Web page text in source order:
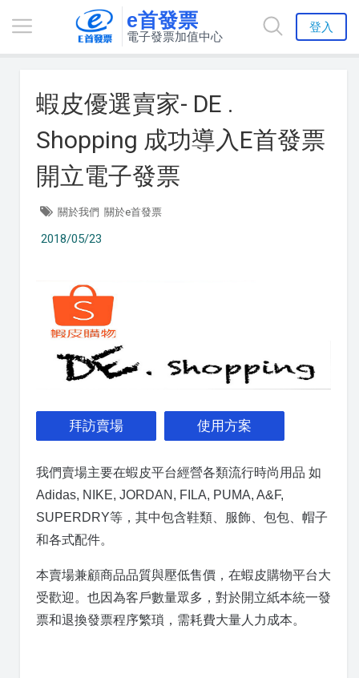
e首發票
電子發票加值中心
登入
蝦皮優選賣家- DE .
Shopping 成功導入E首發票
開立電子發票
關於我們 關於e首發票
2018/05/23
拜訪賣場 使用方案
我們賣場主要在蝦皮平台經營各類流行時尚用品 如
Adidas, NIKE, JORDAN, FILA, PUMA, A&F,
SUPERDRY等， 其中包含鞋類、服飾、包包、帽子
和各式配件。
本賣場兼顧商品品質與壓低售價，在蝦皮購物平台大
受歡迎。也因為客戶數量眾多，對於開立紙本統一發
票和退換發票程序繁瑣，需耗費大量人力成本。